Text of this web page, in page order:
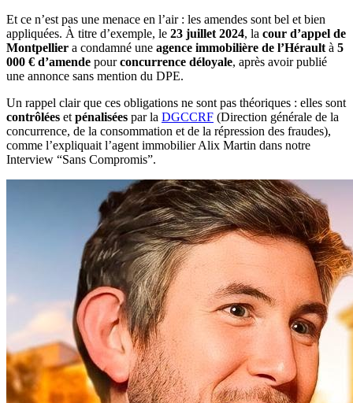
Et ce n’est pas une menace en l’air : les amendes sont bel et bien
appliquées. À titre d’exemple, le 23 juillet 2024, la cour d’appel de
Montpellier a condamné une agence immobilière de l’Hérault à 5
000 € d’amende pourconcurrence déloyale, après avoir publié
une annonce sans mention du DPE.
Un rappel clair que ces obligations ne sont pas théoriques : elles sont
contrôlées et pénalisées par la DGCCRF (Direction générale de la
concurrence, de la consommation et de la répression des fraudes),
comme l’expliquait l’agent immobilier Alix Martin dans notre
Interview “Sans Compromis”.